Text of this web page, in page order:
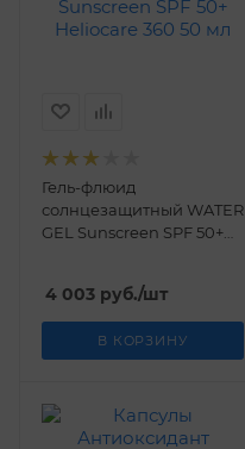
Гель-флюид
солнцезащитный WATER
GEL Sunscreen SPF 50+
4 003 руб./шт
В КОРЗИНУ